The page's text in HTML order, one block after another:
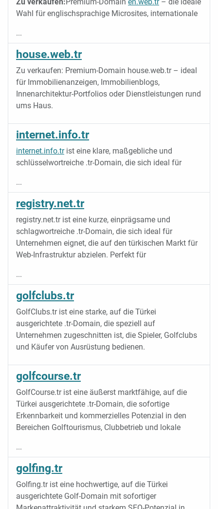
Wahl für englischsprachige Microsites, internationale
...
house.web.tr
Zu verkaufen: Premium-Domain house.web.tr – ideal
für Immobilienanzeigen, Immobilienblogs,
Innenarchitektur-Portfolios oder Dienstleistungen rund
ums Haus.
internet.info.tr
internet.info.trist eine klare, maßgebliche und
schlüsselwortreiche .tr-Domain, die sich ideal für
...
registry.net.tr
registry.net.tr ist eine kurze, einprägsame und
schlagwortreiche .tr-Domain, die sich ideal für
Unternehmen eignet, die auf den türkischen Markt für
Web-Infrastruktur abzielen. Perfekt für
...
golfclubs.tr
GolfClubs.tr ist eine starke, auf die Türkei
ausgerichtete .tr-Domain, die speziell auf
Unternehmen zugeschnitten ist, die Spieler, Golfclubs
und Käufer von Ausrüstung bedienen.
golfcourse.tr
GolfCourse.tr ist eine äußerst marktfähige, auf die
Türkei ausgerichtete .tr-Domain, die sofortige
Erkennbarkeit und kommerzielles Potenzial in den
Bereichen Golftourismus, Clubbetrieb und lokale
...
golfing.tr
Golfing.tr ist eine hochwertige, auf die Türkei
ausgerichtete Golf-Domain mit sofortiger